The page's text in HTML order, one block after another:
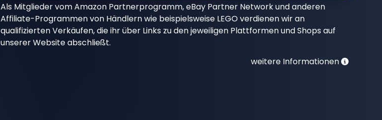
Als Mitglieder vom Amazon Partnerprogramm, eBay Partner Network und anderen
Affiliate-Programmen von Händlern wie beispielsweise LEGO verdienen wir an
qualifizierten Verkäufen, die ihr über Links zu den jeweiligen Plattformen und Shops auf
unserer Website abschließt.
weitere Informationen